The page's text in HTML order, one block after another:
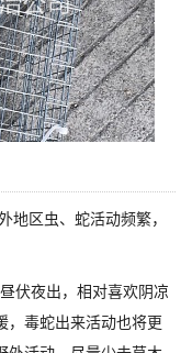
地区虫、蛇活动频繁，
伏夜出，相对喜欢阴凉
，毒蛇出来活动也将更